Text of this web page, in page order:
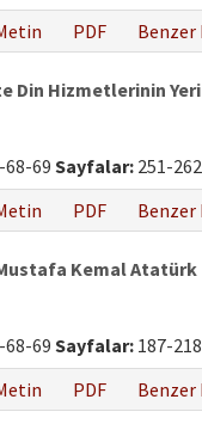
PDF Benzer
Din Hizmetlerinin Yeri
68-69 Sayfalar: 251-262
PDF Benzer
Kemal Atatürk
68-69 Sayfalar: 187-218
PDF Benzer